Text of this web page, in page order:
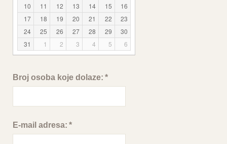
10 11 12 13 14 15
16
17
18 19 20 21 22
23
24
25 26 27 28 29
30
31
1 2 3 4 5 6
Broj osoba koje dolaze: *
E-mail adresa: *